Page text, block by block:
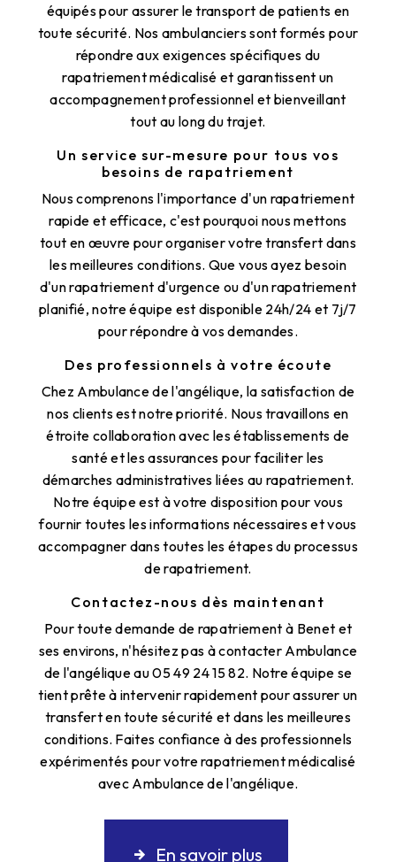
équipés pour assurer le transport de patients en
toute sécurité. Nos ambulanciers sont formés pour
répondre aux exigences spécifiques du
rapatriement médicalisé et garantissent un
accompagnement professionnel et bienveillant
tout au long du trajet.
Un service sur-mesure pour tous vos
besoins de rapatriement
Nous comprenons l'importance d'un rapatriement
rapide et efficace, c'est pourquoi nous mettons
tout en œuvre pour organiser votre transfert dans
les meilleures conditions. Que vous ayez besoin
d'un rapatriement d'urgence ou d'un rapatriement
planifié, notre équipe est disponible 24h/24 et 7j/7
pour répondre à vos demandes.
Des professionnels à votre écoute
Chez Ambulance de l'angélique, la satisfaction de
nos clients est notre priorité. Nous travaillons en
étroite collaboration avec les établissements de
santé et les assurances pour faciliter les
démarches administratives liées au rapatriement.
Notre équipe est à votre disposition pour vous
fournir toutes les informations nécessaires et vous
accompagner dans toutes les étapes du processus
de rapatriement.
Contactez-nous dès maintenant
Pour toute demande de rapatriement à Benet et
ses environs, n'hésitez pas à contacter Ambulance
de l'angélique au 05 49 24 15 82. Notre équipe se
tient prête à intervenir rapidement pour assurer un
transfert en toute sécurité et dans les meilleures
conditions. Faites confiance à des professionnels
expérimentés pour votre rapatriement médicalisé
avec Ambulance de l'angélique.
En savoir plus